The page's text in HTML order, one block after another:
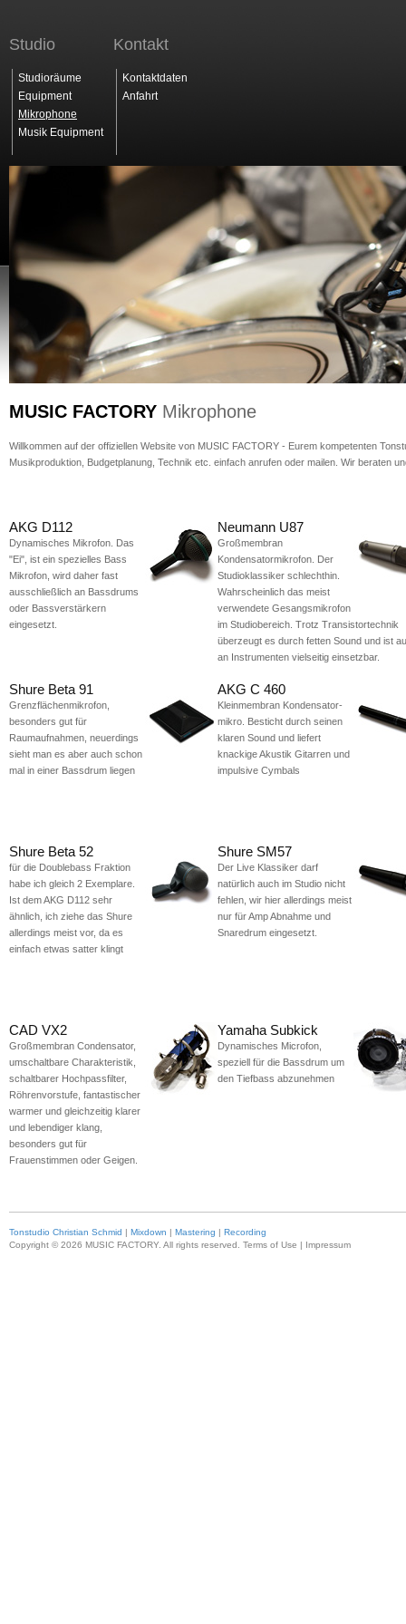
Startseite Studio Leistungen Christian Schmid
Studio
Studioräume
Equipment
Mikrophone
Musik Equipment
Kontakt
Kontaktdaten
Anfahrt
MUSIC FACTORY Mikrophone
Willkommen auf der offiziellen Website von MUSIC FACTORY - Eurem kompetenten
Musikproduktion, Budgetplanung, Technik etc. einfach anrufen oder mailen. Wir beraten
AKG D112
Dynamisches Mikrofon. Das
"Ei", ist ein spezielles Bass
Mikrofon, wird daher fast
ausschließlich an Bassdrums
oder Bassverstärkern
eingesetzt.
Neumann U87
Großmembran
Kondensatormikrofon. Der
Studioklassiker schlechthin.
Wahrscheinlich das meist
verwendete Gesangsmikrofon
im Studiobereich. Trotz Transistortechnik
überzeugt es durch fetten Sound und ist
an Instrumenten vielseitig einsetzbar.
Shure Beta 91
Grenzflächenmikrofon,
besonders gut für
Raumaufnahmen, neuerdings
sieht man es aber auch schon
mal in einer Bassdrum liegen
AKG C 460
Kleinmembran Kondensator-
mikro. Besticht durch seinen
klaren Sound und liefert
knackige Akustik Gitarren und
impulsive Cymbals
Shure Beta 52
für die Doublebass Fraktion
habe ich gleich 2 Exemplare.
Ist dem AKG D112 sehr
ähnlich, ich ziehe das Shure
allerdings meist vor, da es
einfach etwas satter klingt
Shure SM57
Der Live Klassiker darf
natürlich auch im Studio nicht
fehlen, wir hier allerdings meist
nur für Amp Abnahme und
Snaredrum eingesetzt.
CAD VX2
Großmembran Condensator,
umschaltbare Charakteristik,
schaltbarer Hochpassfilter,
Röhrenvorstufe, fantastischer
warmer und gleichzeitig klarer
und lebendiger klang,
besonders gut für
Frauenstimmen oder Geigen.
Yamaha Subkick
Dynamisches Microfon,
speziell für die Bassdrum um
den Tiefbass abzunehmen
Tonstudio Christian Schmid | Mixdown | Mastering | Recording
Copyright © 2026 MUSIC FACTORY. All rights reserved. Terms of Use | Impressum